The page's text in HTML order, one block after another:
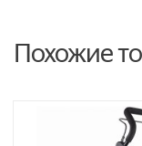
Похожие